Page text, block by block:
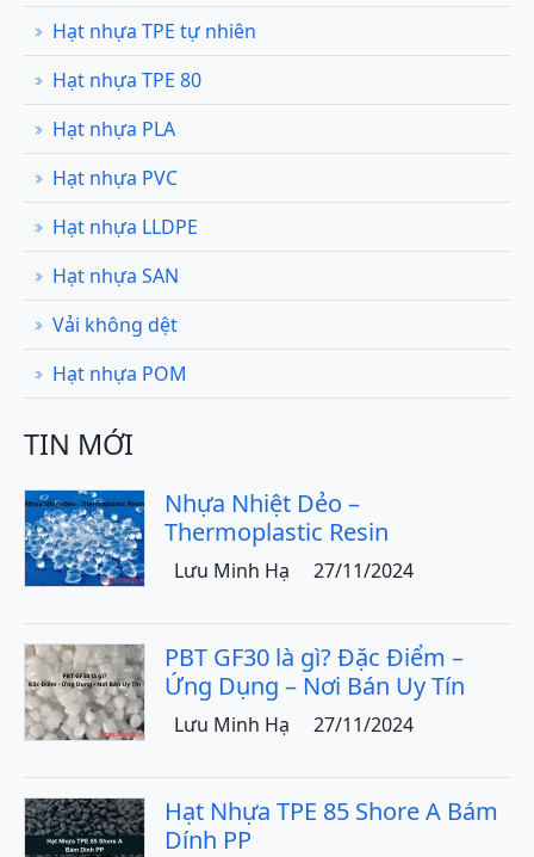
Hạt nhựa TPE tự nhiên
Hạt nhựa TPE 80
Hạt nhựa PLA
Hạt nhựa PVC
Hạt nhựa LLDPE
Hạt nhựa SAN
Vải không dệt
Hạt nhựa POM
TIN MỚI
Nhựa Nhiệt Dẻo –
Thermoplastic Resin
Lưu Minh Hạ 27/11/2024
PBT GF30 là gì? Đặc Điểm –
Ứng Dụng – Nơi Bán Uy Tín
Lưu Minh Hạ 27/11/2024
Hạt Nhựa TPE 85 Shore A Bám
Dính PP